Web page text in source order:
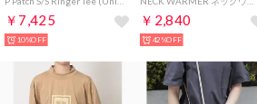
￥7,425
10%OFF
￥2,840
42%OFF